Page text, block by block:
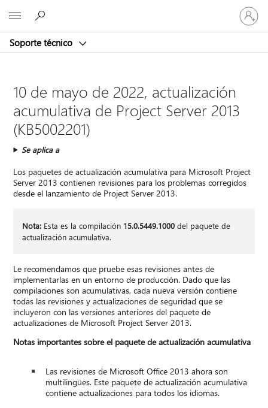
Soporte técnico
Iniciar
sesión
en
cuenta
10 de mayo de 2022, actualización
acumulativa de Project Server 2013
(KB5002201)
Se aplica a
Los paquetes de actualización acumulativa para Microsoft Project
Server 2013 contienen revisiones para los problemas corregidos
desde el lanzamiento de Project Server 2013.
Nota: Esta es la compilación 15.0.5449.1000del paquete de
actualización acumulativa.
Le recomendamos que pruebe esas revisiones antes de
implementarlas en un entorno de producción. Dado que las
compilaciones son acumulativas, cada nueva versión contiene
todas las revisiones y actualizaciones de seguridad que se
incluyeron con las versiones anteriores del paquete de
actualizaciones de Microsoft Project Server 2013.
Notas importantes sobre el paquete de actualización acumulativa
Las revisiones de Microsoft Office 2013 ahora son
multilingües. Este paquete de actualización acumulativa
contiene actualizaciones para todos los idiomas.